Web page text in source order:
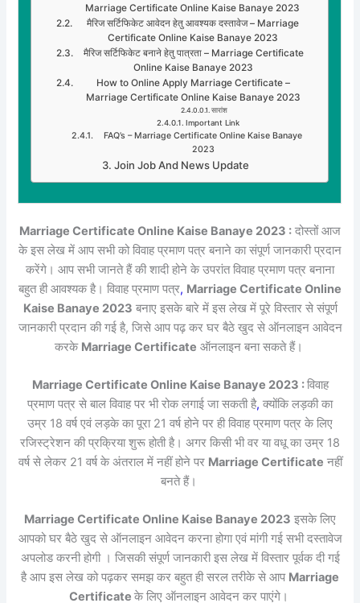
Marriage Certificate Online Kaise Banaye 2023
मैरिज सर्टिफिकेट आवेदन हेतु आवश्यक दस्तावेज – Marriage
Certificate Online Kaise Banaye 2023
मैरिज सर्टिफिकेट बनाने हेतु पात्रता – Marriage Certificate
Online Kaise Banaye 2023
How to Online Apply Marriage Certificate –
Marriage Certificate Online Kaise Banaye 2023
सारांश
Important Link
FAQ’s – Marriage Certificate Online Kaise Banaye
2023
Join Job And News Update
Marriage Certificate Online Kaise Banaye 2023 : दोस्तों आज
के इस लेख में आप सभी को विवाह प्रमाण पत्र बनाने का संपूर्ण जानकारी प्रदान
करेंगे। आप सभी जानते हैं की शादी होने के उपरांत विवाह प्रमाण पत्र बनाना
बहुत ही आवश्यक है। विवाह प्रमाण पत्र, Marriage Certificate Online
Kaise Banaye 2023 बनाए इसके बारे में इस लेख में पूरे विस्तार से संपूर्ण
जानकारी प्रदान की गई है, जिसे आप पढ़ कर घर बैठे खुद से ऑनलाइन आवेदन
करके Marriage Certificate ऑनलाइन बना सकते हैं।
Marriage Certificate Online Kaise Banaye 2023 :विवाह
प्रमाण पत्र से बाल विवाह पर भी रोक लगाई जा सकती है, क्योंकि लड़की का
उम्र 18 वर्ष एवं लड़के का पूरा 21 वर्ष होने पर ही विवाह प्रमाण पत्र के लिए
रजिस्ट्रेशन की प्रक्रिया शुरू होती है। अगर किसी भी वर या वधू का उम्र 18
वर्ष से लेकर 21 वर्ष के अंतराल में नहीं होने पर Marriage Certificate नहीं
बनते हैं।
Marriage Certificate Online Kaise Banaye 2023 इसके लिए
आपको घर बैठे खुद से ऑनलाइन आवेदन करना होगा एवं मांगी गई सभी दस्तावेज
अपलोड करनी होगी । जिसकी संपूर्ण जानकारी इस लेख में विस्तार पूर्वक दी गई
है आप इस लेख को पढ़कर समझ कर बहुत ही सरल तरीके से आप Marriage
Certificate के लिए ऑनलाइन आवेदन कर पाएंगे।